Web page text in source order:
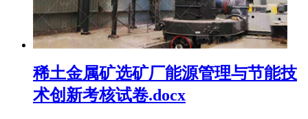
稀土金属矿选矿厂能源管理与节能技
术创新考核试卷.docx